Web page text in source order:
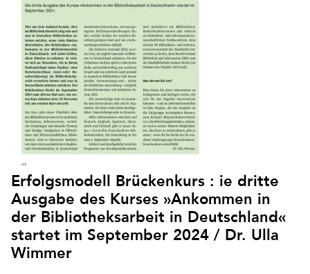
Erfolgsmodell Brückenkurs : ie dritte
Ausgabe des Kurses »Ankommen in
der Bibliotheksarbeit in Deutschland«
startet im September 2024 / Dr. Ulla
Wimmer